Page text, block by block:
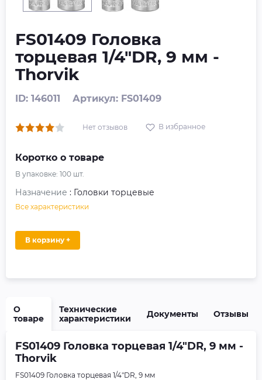
FS01409 Головка
торцевая 1/4"DR, 9 мм -
Thorvik
ID: 146011 Артикул: FS01409
Нет отзывов В избранное
Коротко о товаре
В упаковке: 100 шт.
Назначение : Головки торцевые
Все характеристики
В корзину +
О
товаре
Технические
характеристики
Документы Отзывы
FS01409 Головка торцевая 1/4"DR, 9 мм -
Thorvik
FS01409 Головка торцевая 1/4"DR, 9 мм